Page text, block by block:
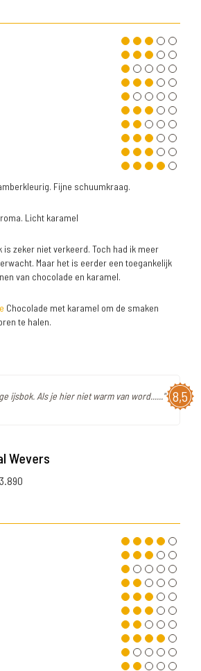
Fijne schuumkraag.
Licht karamel
is zeker niet verkeerd. Toch had ik meer
Maar het is eerder een toegankelijk
van chocolade en karamel.
Chocolade met karamel om de smaken
te halen.
8,5
ijsbok. Als je hier niet warm van word......"
Wevers